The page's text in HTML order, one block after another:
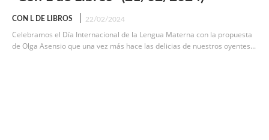
CON L DE LIBROS 22/02/2024
Celebramos el Día Internacional de la Lengua Materna con la propuesta
de Olga Asensio que una vez más hace las delicias de nuestros oyentes...